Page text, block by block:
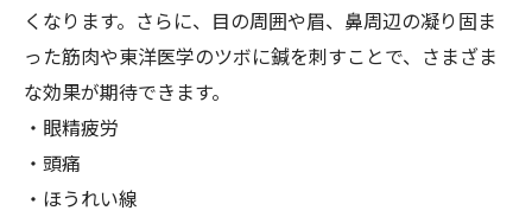
くなります。さらに、目の周囲や眉、鼻周辺の凝り固ま
った筋肉や東洋医学のツボに鍼を刺すことで、さまざま
な効果が期待できます。
・眼精疲労
・頭痛
・ほうれい線